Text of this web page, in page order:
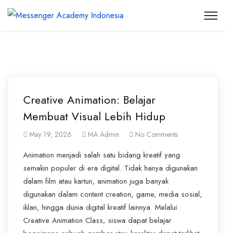
Creative Animation: Belajar
Membuat Visual Lebih Hidup
May 19, 2026 MA Admin No Comments
Animation menjadi salah satu bidang kreatif yang
semakin populer di era digital. Tidak hanya digunakan
dalam film atau kartun, animation juga banyak
digunakan dalam content creation, game, media sosial,
iklan, hingga dunia digital kreatif lainnya. Melalui
Creative Animation Class, siswa dapat belajar